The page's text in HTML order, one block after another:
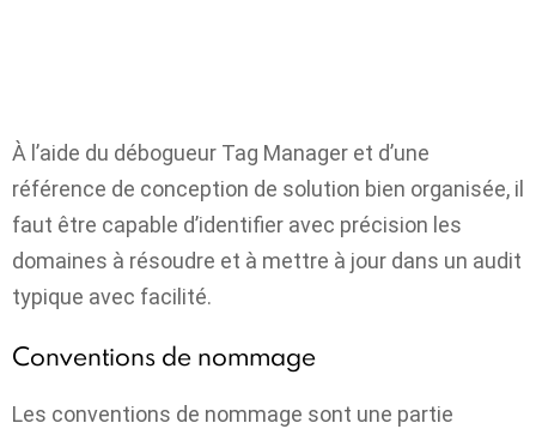
À l’aide du débogueur Tag Manager et d’une
référence de conception de solution bien organisée, il
faut être capable d’identifier avec précision les
domaines à résoudre et à mettre à jour dans un audit
typique avec facilité.
Conventions de nommage
Les conventions de nommage sont une partie